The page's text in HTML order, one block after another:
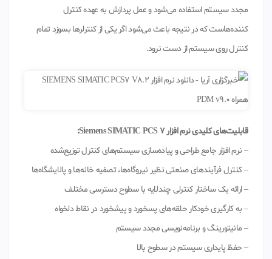
مجدد سیستم استفاده می‌شود و عمل پردازش به عهده کنترل
کننده‌هاست که در نتیجه باعث می‌شود اگر یکی از کنترلرها بسوزد تمام
کنترل روی سیستم از دست نرود.
قابلیت‌های کلیدی نرم افزار Siemens SIMATIC PCS 7:
– نرم افزار جامع طراحی و پیاده‌سازی سیستم‌های کنترل توزیع‌شده
– کنترل فرآیندهای صنعتی نظیر نیروگاه‌ها، تصفیه خانه‌ها و پالایشگاه‌ها
– ارائه یک ساختار کنترلی چندلایه با سطوح دسترسی مختلف
– به کارگیری خودکار حلقه‌های پسخورد و پیشخورد در نقاط دلخواه
– مانیتورینگ و برنامه‌نویسی مجدد سیستم
– حفظ پایداری سیستم در سطوح بالا